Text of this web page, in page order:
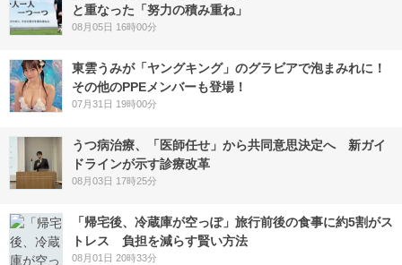
と重なった「努力の積み重ね」
08月05日 16時00分
東雲うみが「ヤングキング」のグラビアで泡まみれに！
その他のPPEメンバーも登場！
07月31日 19時00分
うつ病治療、「医師任せ」から共同意思決定へ 新ガイ
ドラインが示す診療改革
08月03日 17時25分
「帰宅後、冷蔵庫が空っぽ」旅行前後の食事に約5割がス
トレス 負担を減らす賢い方法
08月01日 20時33分